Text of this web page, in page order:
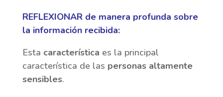
REFLEXIONAR de manera profunda sobre
la información recibida:
Esta característica es la principal
característica de las personas altamente
sensibles.